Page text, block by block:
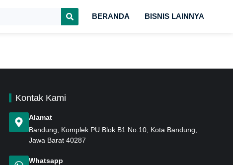
BERANDA BISNIS LAINNYA
Kontak Kami
Alamat
Bandung , Komplek PU Blok B1 No.10, Kota Bandung,
Jawa Barat 40287
Whatsapp